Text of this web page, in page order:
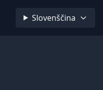
Slovenščina